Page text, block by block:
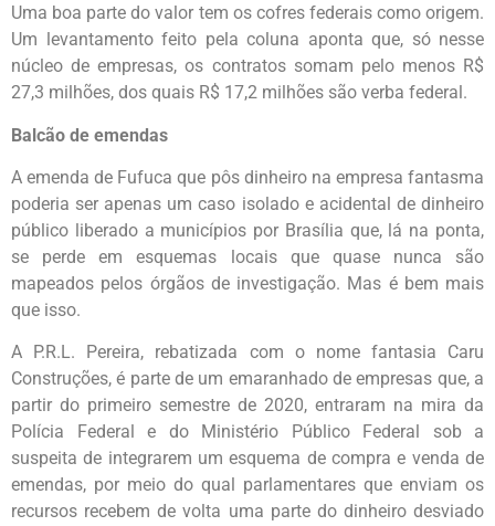
Uma boa parte do valor tem os cofres federais como origem.
Um levantamento feito pela coluna aponta que, só nesse
núcleo de empresas, os contratos somam pelo menos R$
27,3 milhões, dos quais R$ 17,2 milhões são verba federal.
Balcão de emendas
A emenda de Fufuca que pôs dinheiro na empresa fantasma
poderia ser apenas um caso isolado e acidental de dinheiro
público liberado a municípios por Brasília que, lá na ponta,
se perde em esquemas locais que quase nunca são
mapeados pelos órgãos de investigação. Mas é bem mais
que isso.
A P.R.L. Pereira, rebatizada com o nome fantasia Caru
Construções, é parte de um emaranhado de empresas que, a
partir do primeiro semestre de 2020, entraram na mira da
Polícia Federal e do Ministério Público Federal sob a
suspeita de integrarem um esquema de compra e venda de
emendas, por meio do qual parlamentares que enviam os
recursos recebem de volta uma parte do dinheiro desviado